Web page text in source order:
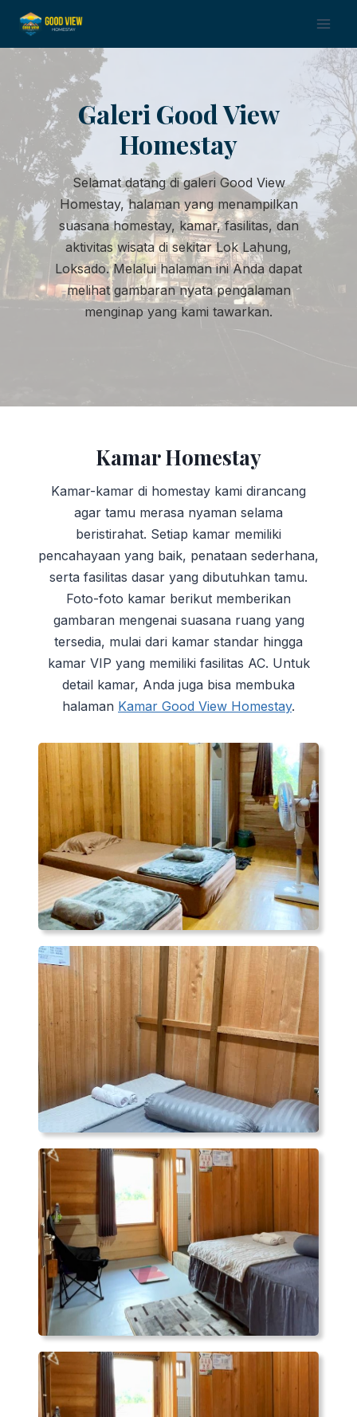
content
Galeri Good View
Homestay
Selamat datang di galeri Good View
Homestay, halaman yang menampilkan
suasana homestay, kamar, fasilitas, dan
aktivitas wisata di sekitar Lok Lahung,
Loksado. Melalui halaman ini Anda dapat
melihat gambaran nyata pengalaman
menginap yang kami tawarkan.
Kamar Homestay
Kamar-kamar di homestay kami dirancang
agar tamu merasa nyaman selama
beristirahat. Setiap kamar memiliki
pencahayaan yang baik, penataan sederhana,
serta fasilitas dasar yang dibutuhkan tamu.
Foto-foto kamar berikut memberikan
gambaran mengenai suasana ruang yang
tersedia, mulai dari kamar standar hingga
kamar VIP yang memiliki fasilitas AC. Untuk
detail kamar, Anda juga bisa membuka
halaman Kamar Good View Homestay.